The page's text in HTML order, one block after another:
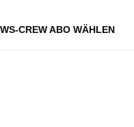
CREW ABO WÄHLEN